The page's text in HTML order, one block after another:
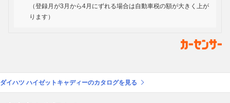
（登録月が3月から4月にずれる場合は自動車税の額が大きく上が
ります）
ダイハツ ハイゼットキャディーのカタログを見る